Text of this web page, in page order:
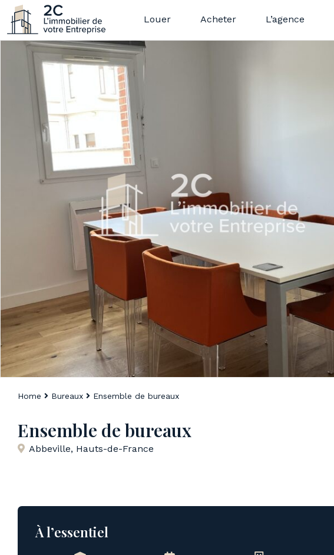
Louer Acheter L’agence
Home Bureaux Ensemble de bureaux
Ensemble de bureaux
Abbeville, Hauts-de-France
À l’essentiel